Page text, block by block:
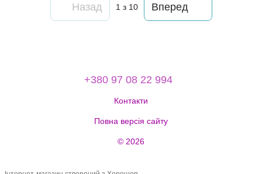
Назад 1з 10 Вперед
+380 97 08 22 994
Контакти
Повна версія сайту
© 2026